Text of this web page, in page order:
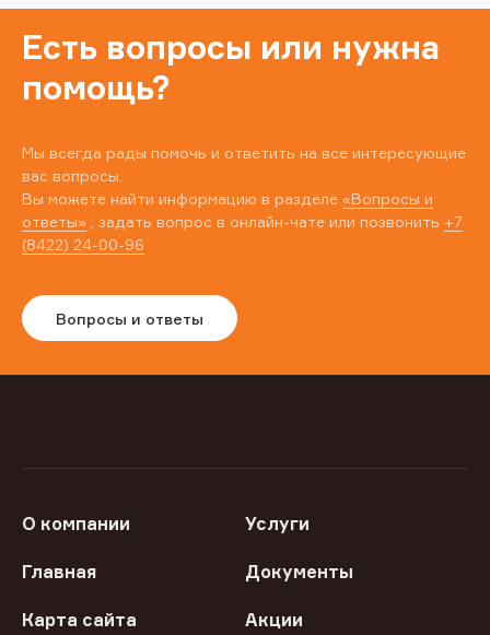
Есть вопросы или нужна
помощь?
Мы всегда рады помочь и ответить на все интересующие
вас вопросы.
Вы можете найти информацию в разделе «Вопросы и
ответы» , задать вопрос в онлайн-чате или позвонить +7
(8422) 24-00-96
Вопросы и ответы
О компании Услуги
Главная Документы
Карта сайта Акции